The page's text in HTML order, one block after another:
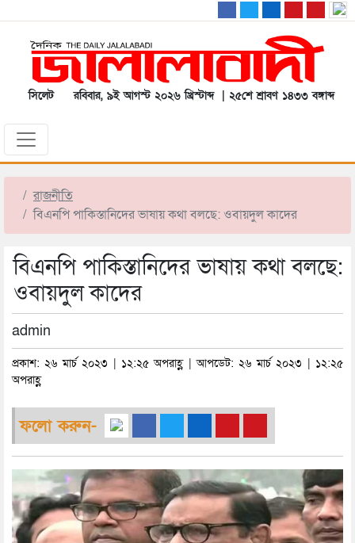
সিলেট রবিবার, ৯ই আগস্ট ২০২৬ খ্রিস্টাব্দ | ২৫শে শ্রাবণ ১৪৩৩ বঙ্গাব্দ
রাজনীতি
বিএনপি পাকিস্তানিদের ভাষায় কথা বলছে: ওবায়দুল কাদের
বিএনপি পাকিস্তানিদের ভাষায় কথা বলছে:
ওবায়দুল কাদের
admin
প্রকাশ: ২৬ মার্চ ২০২৩ | ১২:২৫ অপরাহ্ণ | আপডেট: ২৬ মার্চ ২০২৩ | ১২:২৫
অপরাহ্ণ
ফলো করুন-